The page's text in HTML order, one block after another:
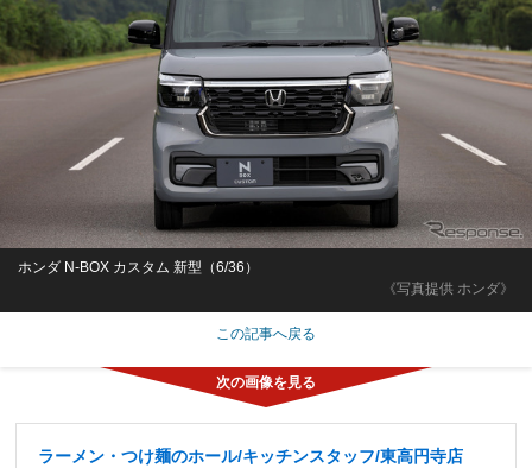
《写真提供 ホンダ》
ホンダ N-BOX カスタム 新型（6/36）
この記事へ戻る
ラーメン・つけ麺のホール/キッチンスタッフ/東高円寺店